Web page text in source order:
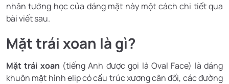
nhân tướng học của dáng mặt này một cách chi tiết qua
bài viết sau.
Mặt trái xoan là gì?
Mặt trái xoan (tiếng Anh được gọi là Oval Face) là dáng
khuôn mặt hình elip có cấu trúc xương cân đối, các đường